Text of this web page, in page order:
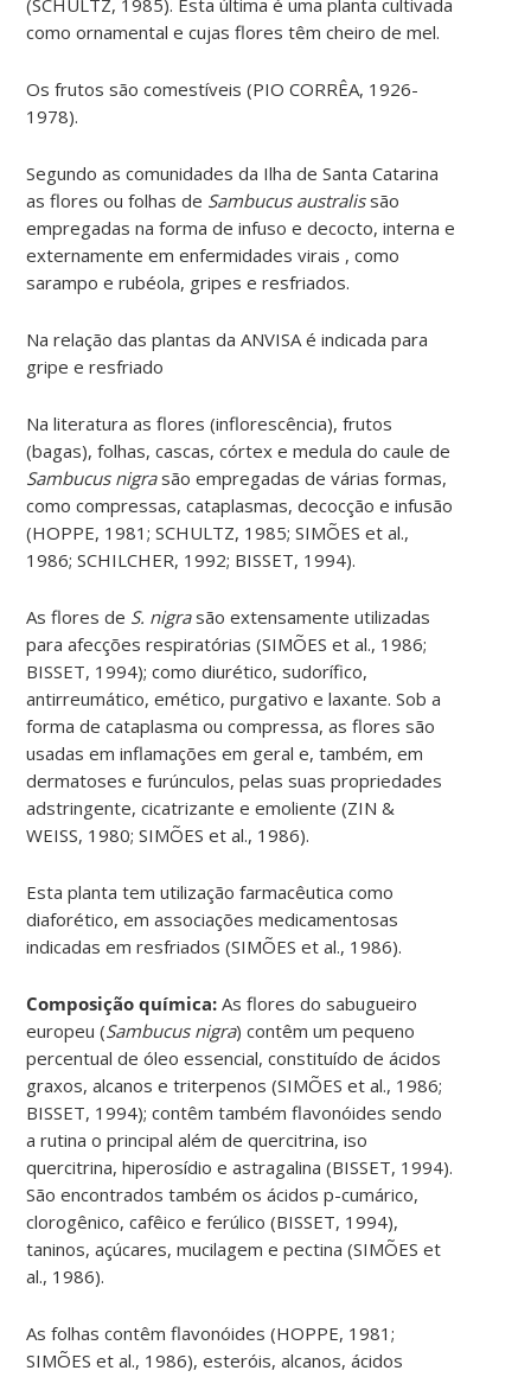
como ornamental e cujas flores têm cheiro de mel.
Os frutos são comestíveis (PIO CORRÊA, 1926-
1978).
Segundo as comunidades da Ilha de Santa Catarina
as flores ou folhas de Sambucus australissão
empregadas na forma de infuso e decocto, interna e
externamente em enfermidades virais , como
sarampo e rubéola, gripes e resfriados.
Na relação das plantas da ANVISA é indicada para
gripe e resfriado
Na literatura as flores (inflorescência), frutos
(bagas), folhas, cascas, córtex e medula do caule de
Sambucus nigrasão empregadas de várias formas,
como compressas, cataplasmas, decocção e infusão
(HOPPE, 1981; SCHULTZ, 1985; SIMÕES et al.,
1986; SCHILCHER, 1992; BISSET, 1994).
As flores de S. nigrasão extensamente utilizadas
para afecções respiratórias (SIMÕES et al., 1986;
BISSET, 1994); como diurético, sudorífico,
antirreumático, emético, purgativo e laxante. Sob a
forma de cataplasma ou compressa, as flores são
usadas em inflamações em geral e, também, em
dermatoses e furúnculos, pelas suas propriedades
adstringente, cicatrizante e emoliente (ZIN &
WEISS, 1980; SIMÕES et al., 1986).
Esta planta tem utilização farmacêutica como
diaforético, em associações medicamentosas
indicadas em resfriados (SIMÕES et al., 1986).
Composição química:As flores do sabugueiro
europeu (Sambucus nigra) contêm um pequeno
percentual de óleo essencial, constituído de ácidos
graxos, alcanos e triterpenos (SIMÕES et al., 1986;
BISSET, 1994); contêm também flavonóides sendo
a rutina o principal além de quercitrina, iso
quercitrina, hiperosídio e astragalina (BISSET, 1994).
São encontrados também os ácidos p-cumárico,
clorogênico, cafêico e ferúlico (BISSET, 1994),
taninos, açúcares, mucilagem e pectina (SIMÕES et
al., 1986).
As folhas contêm flavonóides (HOPPE, 1981;
SIMÕES et al., 1986), esteróis, alcanos, ácidos